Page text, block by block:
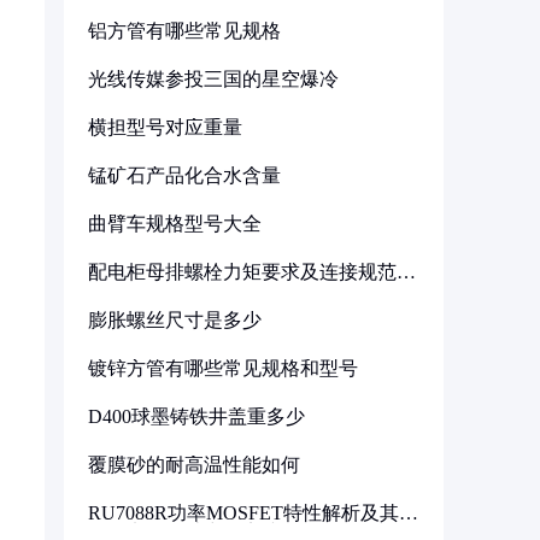
铝方管有哪些常见规格
光线传媒参投三国的星空爆冷
横担型号对应重量
锰矿石产品化合水含量
曲臂车规格型号大全
配电柜母排螺栓力矩要求及连接规范详
膨胀螺丝尺寸是多少
镀锌方管有哪些常见规格和型号
D400球墨铸铁井盖重多少
覆膜砂的耐高温性能如何
RU7088R功率MOSFET特性解析及其在